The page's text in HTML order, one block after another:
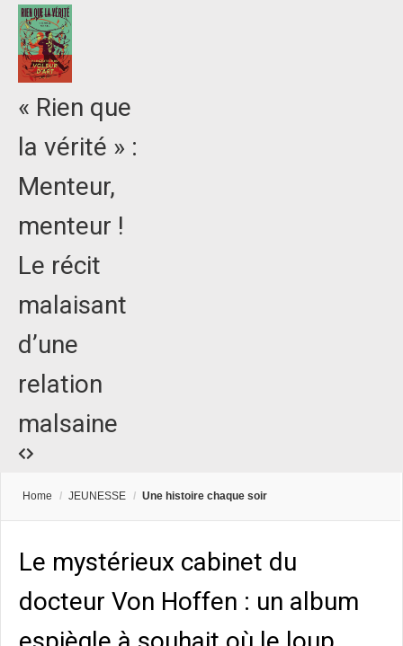
« Rien que
la vérité » :
Menteur,
menteur !
Le récit
malaisant
d’une
relation
malsaine
Home / JEUNESSE / Une histoire chaque soir
Le mystérieux cabinet du
docteur Von Hoffen : un album